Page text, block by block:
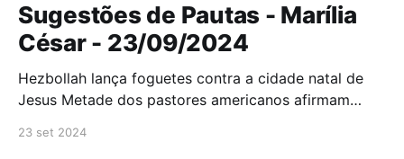
Sugestões de Pautas - Marília
César - 23/09/2024
Hezbollah lança foguetes contra a cidade natal de
Jesus Metade dos pastores americanos afirmam
23 set 2024